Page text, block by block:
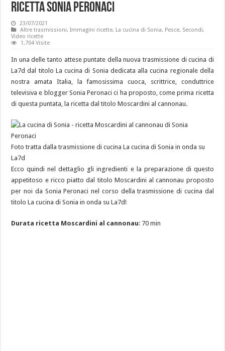
ricetta Sonia Peronaci
23/07/2021
Altre trasmissioni,Immagini ricette, La cucina di Sonia, Pesce, Secondi,
Video ricette
1,704 Visite
In una delle tanto attese puntate della nuova trasmissione di cucina di
La7d dal titolo La cucina di Sonia dedicata alla cucina regionale della
nostra amata Italia, la famosissima cuoca, scrittrice, conduttrice
televisiva e blogger Sonia Peronaci ci ha proposto, come prima ricetta
di questa puntata, la ricetta dal titolo Moscardini al cannonau.
Foto tratta dalla trasmissione di cucina La cucina di Sonia in onda su
La7d
Ecco quindi nel dettaglio gli ingredienti e la preparazione di questo
appetitoso e ricco piatto dal titolo Moscardini al cannonau proposto
per noi da Sonia Peronaci nel corso della trasmissione di cucina dal
titolo La cucina di Sonia in onda su La7d!
Durata ricetta Moscardini al cannonau: 70 min